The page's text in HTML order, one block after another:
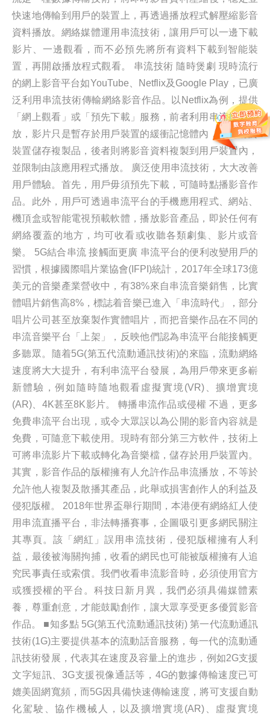
快速地傳輸到用戶的裝置上，再透過播放程式解壓縮影音
資料播放。網絡媒體運用串流技術，讓用戶可以一邊下載
影片、一邊觀看，而不必預先將所有資料下載到智能裝
置，再開啟播放程式觀看。 串流技術 隨時煲劇 現時流行
的網上影音平台如YouTube、Netflix及Google Play，已廣
泛利用串流技術傳輸網絡影音作品。以Netflix為例，提供
「網上觀看」或「預先下載」服務，前者利用串流技術播
放，影片只是暫存於用戶裝置的緩衝記憶體內，並沒有於
裝置儲存複製品，後者則將影音資料複製到用戶裝置內，
並限制由該應用程式播放。 廣泛使用串流技術，大大改善
用戶體驗。首先，用戶毋須預先下載，可隨時點播影音作
品。此外，用戶可透過串流平台的手機應用程式、網站、
機頂盒或智能電視預載軟體，播放影音產品，即於任何有
網絡覆蓋的地方，均可收看或收聽各類劇集、影片或音
樂。 5G結合串流 接觸面更廣 串流平台的便利改變用戶的
習慣，根據國際唱片業協會(IFPI)統計，2017年全球173億
美元的音樂產業營收中，有38%來自串流音樂銷售，比實
體唱片銷售高8%，標誌着音樂已進入「串流時代」，部分
唱片公司甚至放棄製作實體唱片，而把音樂作品在不同的
串流音樂平台「上架」，反映他們認為串流平台能接觸更
多聽眾。隨着5G(第五代流動通訊技術)的來臨，流動網絡
速度將大大提升，有利串流平台發展，為用戶帶來更多嶄
新體驗，例如隨時隨地觀看虛擬實境(VR)、擴增實境
(AR)、4K甚至8K影片。 轉播串流作品或侵權 不過，更多
免費串流平台出現，或令大眾誤以為公開的影音內容就是
免費，可隨意下載使用。現時有部分第三方軟件，技術上
可將串流影片下載或轉化為音樂檔，儲存於用戶裝置內。
其實，影音作品的版權擁有人允許作品串流播放，不等於
允許他人複製及散播其產品，此舉或損害創作人的利益及
侵犯版權。 2018年世界盃舉行期間，本港便有網絡紅人使
用串流直播平台，非法轉播賽事，企圖吸引更多網民關注
其專頁。該「網紅」誤用串流技術，侵犯版權擁有人利
益，最後被海關拘捕，收看的網民也可能被版權擁有人追
究民事責任或索償。我們收看串流影音時，必須使用官方
或獲授權的平台。科技日新月異，我們必須具備媒體素
養，尊重創意，才能鼓勵創作，讓大眾享受更多優質影音
作品。 ■知多點 5G(第五代流動通訊技術) 第一代流動通訊
技術(1G)主要提供基本的流動話音服務，每一代的流動通
訊技術發展，代表其在速度及容量上的進步，例如2G支援
文字短訊、3G支援視像通話等，4G的數據傳輸速度已可
媲美固網寬頻，而5G因具備快速傳輸速度，將可支援自動
化駕駛、協作機械人，以及擴增實境(AR)、虛擬實境